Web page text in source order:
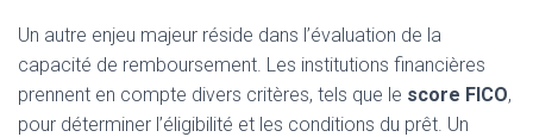
Un autre enjeu majeur réside dans l’évaluation de la
capacité de remboursement. Les institutions financières
prennent en compte divers critères, tels que le score FICO,
pour déterminer l’éligibilité et les conditions du prêt. Un